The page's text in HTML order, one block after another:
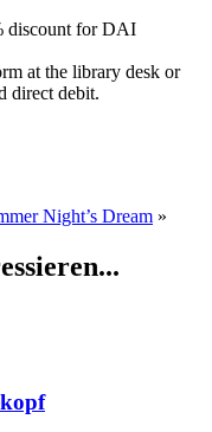
discount for DAI
at the library desk or
direct debit.
Night’s Dream »